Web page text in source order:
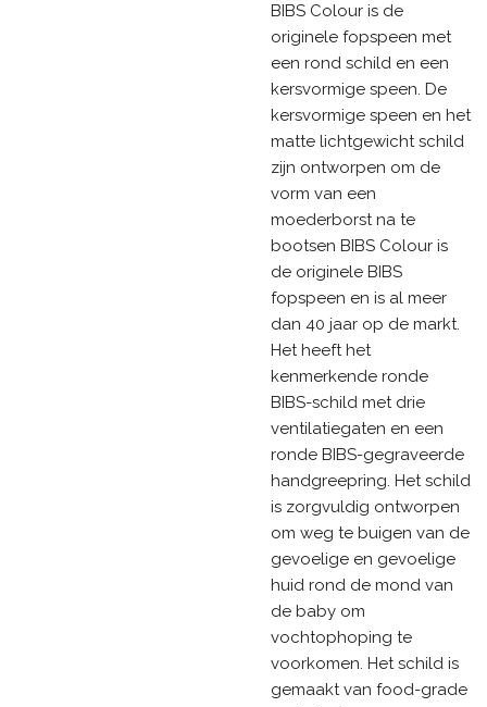
BIBS Colour is de
originele fopspeen met
een rond schild en een
kersvormige speen. De
kersvormige speen en het
matte lichtgewicht schild
zijn ontworpen om de
vorm van een
moederborst na te
bootsen BIBS Colour is
de originele BIBS
fopspeen en is al meer
dan 40 jaar op de markt.
Het heeft het
kenmerkende ronde
BIBS-schild met drie
ventilatiegaten en een
ronde BIBS-gegraveerde
handgreepring. Het schild
is zorgvuldig ontworpen
om weg te buigen van de
gevoelige en gevoelige
huid rond de mond van
de baby om
vochtophoping te
voorkomen. Het schild is
gemaakt van food-grade